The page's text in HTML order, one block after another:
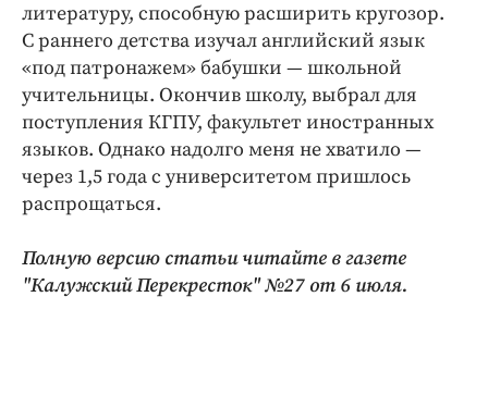
литературу, способную расширить кругозор.
С раннего детства изучал английский язык
«под патронажем» бабушки — школьной
учительницы. Окончив школу, выбрал для
поступления КГПУ, факультет иностранных
языков. Однако надолго меня не хватило —
через 1,5 года с университетом пришлось
распрощаться.
Полную версию статьи читайте в газете
"Калужский Перекресток" №27 от 6 июля.